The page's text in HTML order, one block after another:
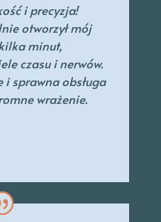
i precyzja!
otworzył mój
minut,
czasu i nerwów.
sprawna obsługa
wrażenie.